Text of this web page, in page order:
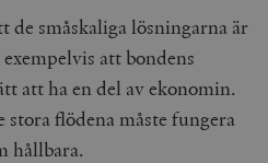
småskaliga lösningarna är
att bondens
att ha en del av ekonomin.
flödena måste fungera
hållbara.